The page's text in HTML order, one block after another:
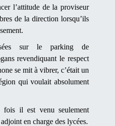
l’attitude de la proviseur
de la direction lorsqu’ils
sur le parking de
revendiquant le respect
se mit à vibrer, c’était un
qui voulait absolument
fois il est venu seulement
en charge des lycées.